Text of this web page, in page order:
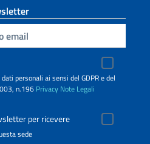
personali ai sensi del GDPR e del
n.196 Privacy Note Legali
per ricevere
sede